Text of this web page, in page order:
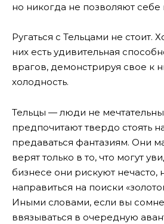
но никогда не позволяют себе
Ругаться с Тельцами не стоит.
них есть удивительная
врагов, демонстрируя свое к
холодность.
Тельцы — люди не
предпочитают твердо стоять
предаваться фантазиям. Они
верят только в то, что могут
бизнесе они рискуют нечасто,
направиться на поиски
Иными словами, если вы
ввязываться в очередную